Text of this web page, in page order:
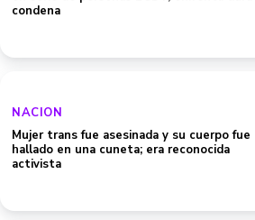
condena
NACION
Mujer trans fue asesinada y su cuerpo fue
hallado en una cuneta; era reconocida
activista